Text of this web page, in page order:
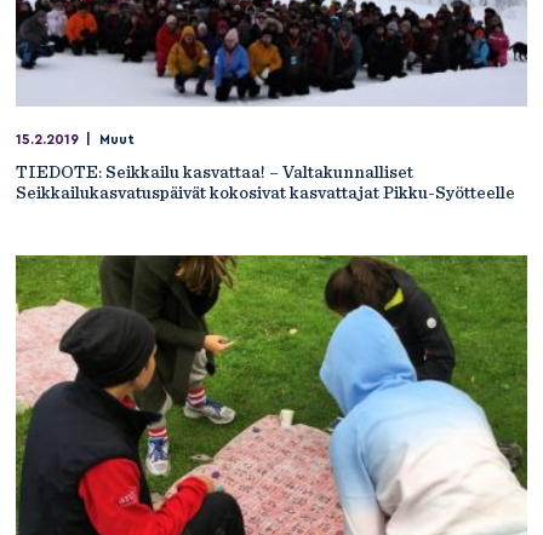
15.2.2019 Muut
TIEDOTE: Seikkailu kasvattaa! – Valtakunnalliset
Seikkailukasvatuspäivät kokosivat kasvattajat Pikku-Syötteelle